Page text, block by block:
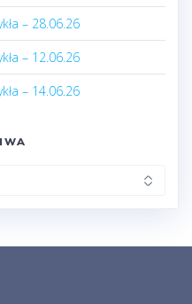
– 28.06.26
– 12.06.26
– 14.06.26